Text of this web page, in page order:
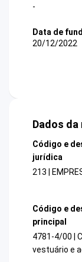
-
Data de
20/12/2022
Dados
Código e
jurídica
213 |
Código e
principal
4781-4/00 |
vestuário e